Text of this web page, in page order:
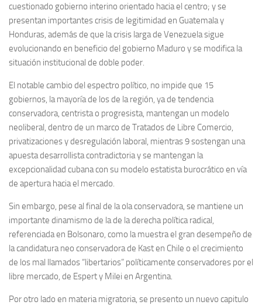
cuestionado gobierno interino orientado hacia el centro; y se
presentan importantes crisis de legitimidad en Guatemala y
Honduras, además de que la crisis larga de Venezuela sigue
evolucionando en beneficio del gobierno Maduro y se modifica la
situación institucional de doble poder.
El notable cambio del espectro político, no impide que 15
gobiernos, la mayoría de los de la región, ya de tendencia
conservadora, centrista o progresista, mantengan un modelo
neoliberal, dentro de un marco de Tratados de Libre Comercio,
privatizaciones y desregulación laboral, mientras 9 sostengan una
apuesta desarrollista contradictoria y se mantengan la
excepcionalidad cubana con su modelo estatista burocrático en vía
de apertura hacia el mercado.
Sin embargo, pese al final de la ola conservadora, se mantiene un
importante dinamismo de la de la derecha política radical,
referenciada en Bolsonaro, como la muestra el gran desempeño de
la candidatura neo conservadora de Kast en Chile o el crecimiento
de los mal llamados “libertarios” políticamente conservadores por el
libre mercado, de Espert y Milei en Argentina.
Por otro lado en materia migratoria, se presento un nuevo capitulo